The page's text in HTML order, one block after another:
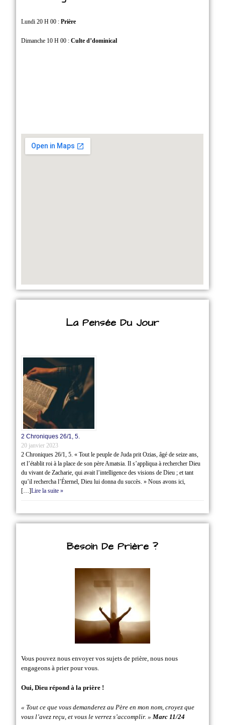
Lundi 20 H 00 :Prière
Dimanche 10 H 00 :Culte d’dominical
La Pensée Du Jour
2 Chroniques 26/1‭, ‬5.
20 janvier 2023
2 Chroniques 26/1‭, ‬5. « Tout le peuple de Juda prit Ozias, âgé de seize ans,
et l’établit roi à la place de son père Amatsia. Il s’appliqua à rechercher Dieu
du vivant de Zacharie, qui avait l’intelligence des visions de Dieu ; et tant
qu’il rechercha l’Éternel, Dieu lui donna du succès. » Nous avons ici,
[…]Lire la suite »
Besoin De Prière ?
Vous pouvez nous envoyer vos sujets de prière, nous nous
engageons à prier pour vous.
Oui, Dieu répond à la prière !
« Tout ce que vous demanderez au Père en mon nom, croyez que
vous l’avez reçu, et vous le verrez s’accomplir. »Marc 11/24